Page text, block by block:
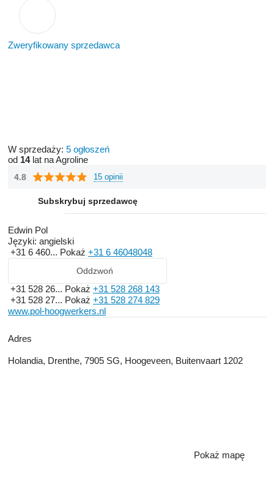
Zweryfikowany sprzedawca
W sprzedaży: 5 ogłoszeń
od 14lat na Agroline
4.8 15 opinii
Subskrybuj sprzedawcę
Edwin Pol
Języki: angielski
+31 6 460... Pokaż +31 6 46048048
Oddzwoń
+31 528 26... Pokaż +31 528 268 143
+31 528 27... Pokaż +31 528 274 829
www.pol-hoogwerkers.nl
Adres
Holandia, Drenthe, 7905 SG, Hoogeveen, Buitenvaart 1202
Pokaż mapę